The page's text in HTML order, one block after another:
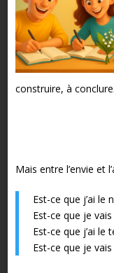
construire, à
Mais entre l’envie et
Est-ce que j’ai le
Est-ce que je
Est-ce que j’ai le
Est-ce que je